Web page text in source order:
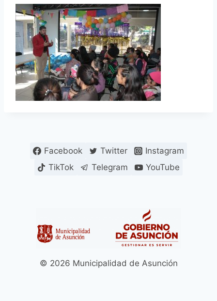
Facebook Twitter
Instagram
TikTok
Telegram YouTube
© 2026 Municipalidad de Asunción